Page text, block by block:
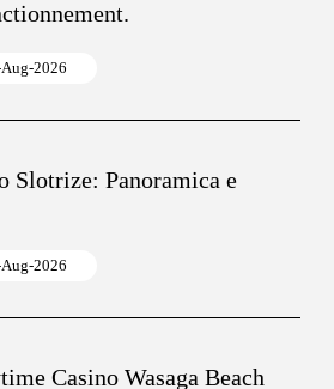
2026
Slotrize: Panoramica e
2026
Casino Wasaga Beach